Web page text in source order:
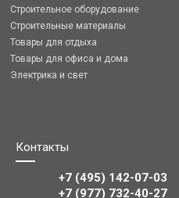
Строительное оборудование
Строительные материалы
Товары для отдыха
Товары для офиса и дома
Электрика и свет
Контакты
+7 (495) 142-07-03
‎‎+7 (977) 732-40-27